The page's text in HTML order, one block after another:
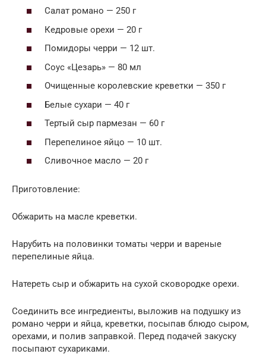
Салат романо — 250 г
Кедровые орехи — 20 г
Помидоры черри — 12 шт.
Соус «Цезарь» — 80 мл
Очищенные королевские креветки — 350 г
Белые сухари — 40 г
Тертый сыр пармезан — 60 г
Перепелиное яйцо — 10 шт.
Сливочное масло — 20 г
Приготовление:
Обжарить на масле креветки.
Нарубить на половинки томаты черри и вареные
перепелиные яйца.
Натереть сыр и обжарить на сухой сковородке орехи.
Соединить все ингредиенты, выложив на подушку из
романо черри и яйца, креветки, посыпав блюдо сыром,
орехами, и полив заправкой. Перед подачей закуску
посыпают сухариками.